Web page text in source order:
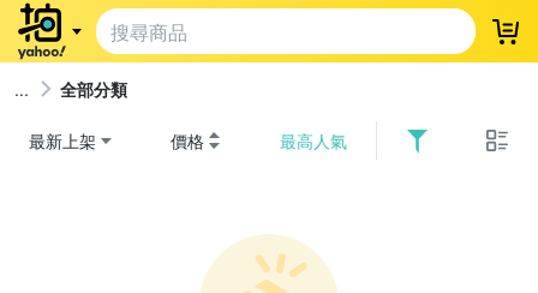
登
全部分類
最新上架 價格 最高人氣